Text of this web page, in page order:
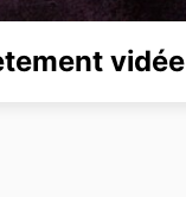
vidée